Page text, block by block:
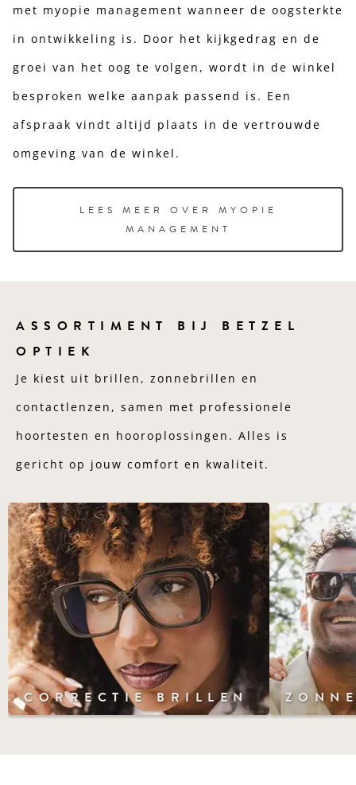
met myopie management wanneer de oogsterkte
in ontwikkeling is. Door het kijkgedrag en de
groei van het oog te volgen, wordt in de winkel
besproken welke aanpak passend is. Een
afspraak vindt altijd plaats in de vertrouwde
omgeving van de winkel.
LEES MEER OVER MYOPIE
MANAGEMENT
ASSORTIMENT BIJ BETZEL
OPTIEK
Je kiest uit brillen, zonnebrillen en
contactlenzen, samen met professionele
hoortesten en hooroplossingen. Alles is
gericht op jouw comfort en kwaliteit.
CORRECTIE BRILLEN